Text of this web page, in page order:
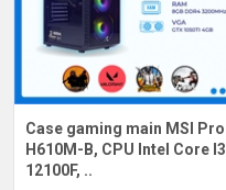
Case gaming main MSI Pro
H610M-B, CPU Intel Core I3
12100F, ..